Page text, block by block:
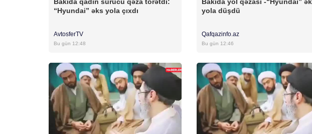
“Hyundai” əks yola çıxdı
AvtosferTV
Bu gün 12:48
yola düşdü
Qafqazinfo.az
Bu gün 12:46